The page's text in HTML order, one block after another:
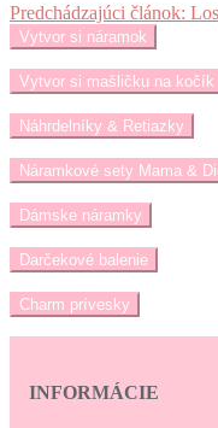
Predchádzajúci článok:
Vytvor si náramok
Vytvor si mašličku na kočík
Náhrdelníky & Retiazky
Náramkové sety Mama &
Dámske náramky
Darčekové balenie
Charm prívesky
INFORMÁCIE